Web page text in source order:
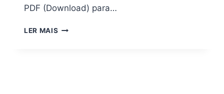
PDF (Download) para…
LER MAIS PDF